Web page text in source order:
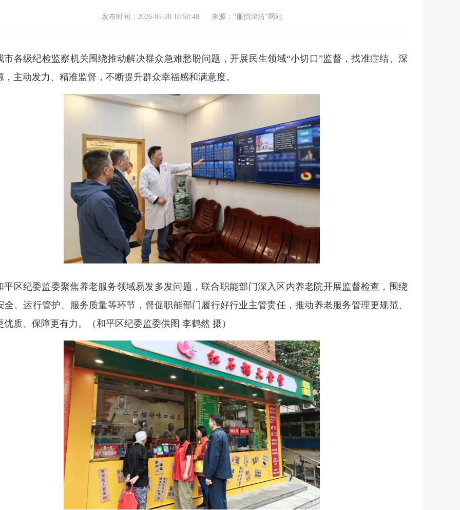
发布时间：2026-05-20 10:58:48 来源：“廉韵津沽”网站
市各级纪检监察机关围绕推动解决群众急难愁盼问题，开展民生领域“小切口”监督，找准症结、深
，主动发力、精准监督，不断提升群众幸福感和满意度。
平区纪委监委聚焦养老服务领域易发多发问题，联合职能部门深入区内养老院开展监督检查，围绕
全、运行管护、服务质量等环节，督促职能部门履行好行业主管责任，推动养老服务管理更规范、
优质、保障更有力。
（和平区纪委监委供图 李鹤然 摄）